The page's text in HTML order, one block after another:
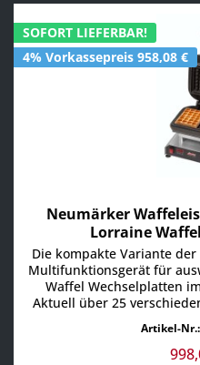
SOFORT LIEFERBAR!
4% Vorkassepreis 958,08 €
Neumärker
Lorraine
Die kompakte Variante
Multifunktionsgerät für
Waffel Wechselplatten
Aktuell über 25
Sandwiches, Churros
Display einstellbar
Artikel-Nr.: